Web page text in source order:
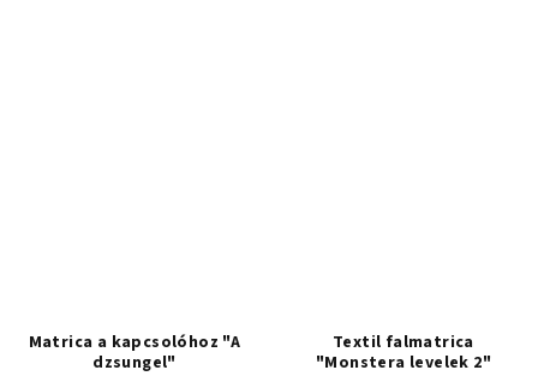
Matrica a kapcsolóhoz "A
dzsungel"
Textil falmatrica
"Monstera levelek 2"